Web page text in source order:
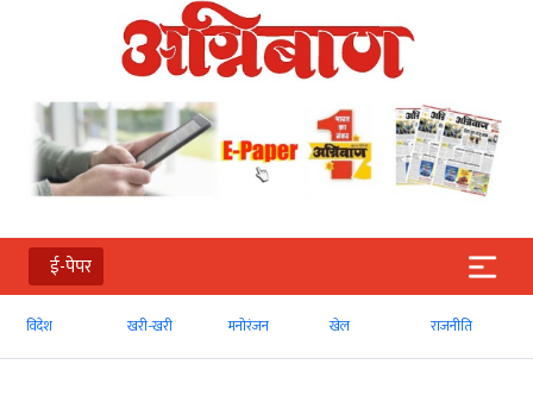
ई-पेपर
विदेश खरी-खरी मनोरंजन खेल राजनीति